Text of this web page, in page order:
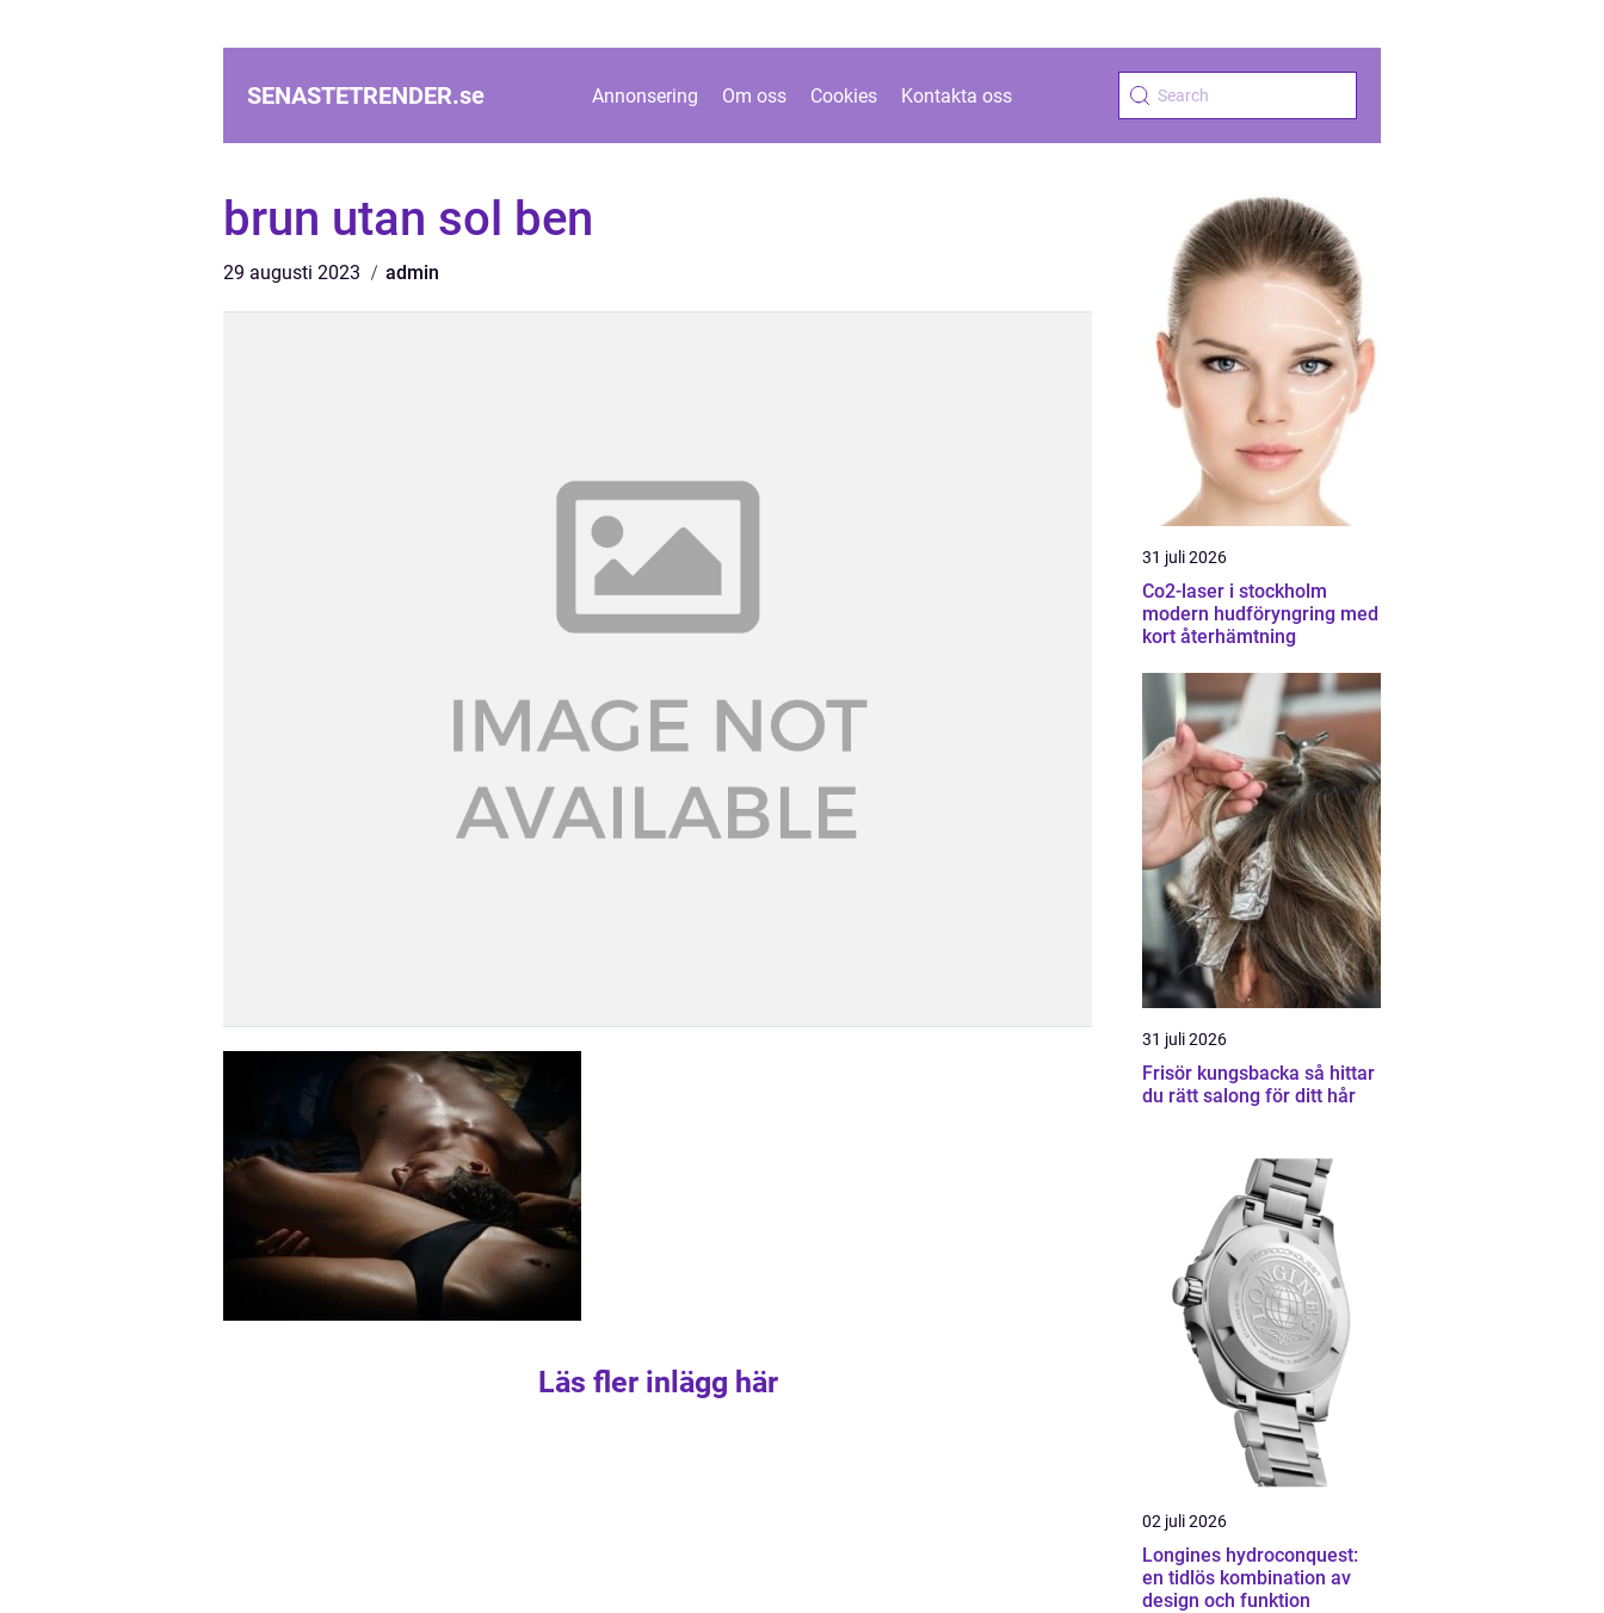
SENASTETRENDER.se Annonsering Om oss Cookies Kontakta oss
brun utan sol ben
29 augusti 2023 admin
Läs fler inlägg här
31 juli 2026
Co2-laser i stockholm
modern hudföryngring med
kort återhämtning
31 juli 2026
Frisör kungsbacka så hittar
du rätt salong för ditt hår
02 juli 2026
Longines hydroconquest:
en tidlös kombination av
design och funktion